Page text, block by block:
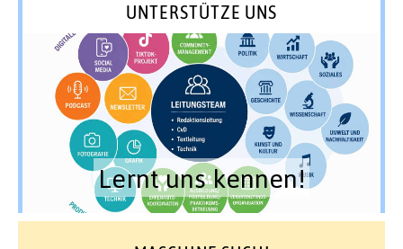
UNTERSTÜTZE UNS
Lernt uns kennen!